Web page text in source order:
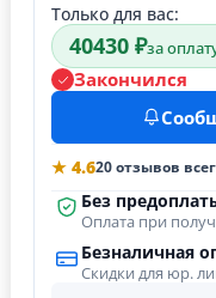
Только для вас:
40430 ₽за
Закончился
★ 4.620 отзывов
Без
Оплата при
Безналичная
Скидки для юр.